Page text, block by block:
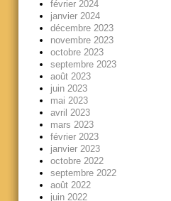
février 2024
janvier 2024
décembre 2023
novembre 2023
octobre 2023
septembre 2023
août 2023
juin 2023
mai 2023
avril 2023
mars 2023
février 2023
janvier 2023
octobre 2022
septembre 2022
août 2022
juin 2022